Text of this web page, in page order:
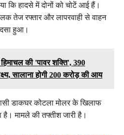
कि हादसे में दोनों को चोटें आई हैं।
तेज रफ्तार और लापरवाही से वाहन
हुआ।
हिमाचल की 'पावर शक्ति', 390
सालाना होगी 200 करोड़ की आय
डाकघर कोटला मोलर के खिलाफ
मामले की तफ्तीश जारी है।